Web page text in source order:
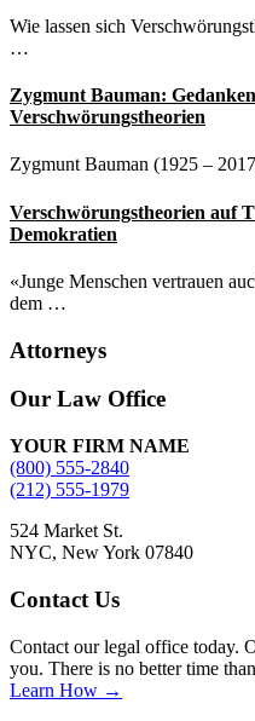
Wie lassen sich
…
Zygmunt Bauman:
Verschwörungstheorien
Zygmunt Bauman (1925 –
Verschwörungstheorien auf
Demokratien
«Junge Menschen vertrauen
dem …
Attorneys
Site
Footer
Our Law Office
YOUR FIRM NAME
(800) 555-2840
(212) 555-1979
524 Market St.
NYC, New York 07840
Contact Us
Contact our legal office today.
you. There is no better time
Learn How →